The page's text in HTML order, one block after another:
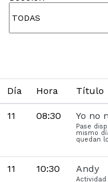
Día Hora Título
11 08:30 Yo no
Pase
mismo
quedan
11 10:30 Andy